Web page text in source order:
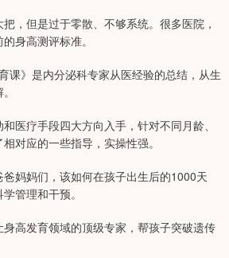
，但是过于零散、不够系统。很多医院，
身高测评标准。
课》是内分泌科专家从医经验的总结，从生
医疗手段四大方向入手，针对不同月龄、
对应的一些指导，实操性强。
妈妈们，该如何在孩子出生后的1000天
管理和干预。
高发育领域的顶级专家，帮孩子突破遗传